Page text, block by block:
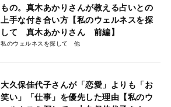
もの。真木あかりさんが教える占いとの
上手な付き合い方【私のウェルネスを探
して 真木あかりさん 前編】
私のウェルネスを探して
大久保佳代子さんが「恋愛」よりも「お
笑い」「仕事」を優先した理由【私のウ